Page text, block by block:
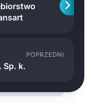
POPRZEDNI
Sp. k.